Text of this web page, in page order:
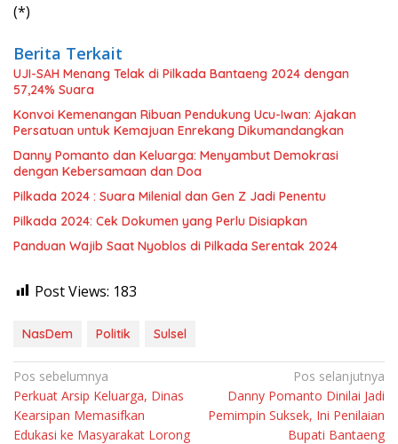
(*)
Berita Terkait
UJI-SAH Menang Telak di Pilkada Bantaeng 2024 dengan
57,24% Suara
Konvoi Kemenangan Ribuan Pendukung Ucu-Iwan: Ajakan
Persatuan untuk Kemajuan Enrekang Dikumandangkan
Danny Pomanto dan Keluarga: Menyambut Demokrasi
dengan Kebersamaan dan Doa
Pilkada 2024 : Suara Milenial dan Gen Z Jadi Penentu
Pilkada 2024: Cek Dokumen yang Perlu Disiapkan
Panduan Wajib Saat Nyoblos di Pilkada Serentak 2024
Post Views: 183
NasDem Politik Sulsel
Navigasi
pos
Pos sebelumnya
Perkuat Arsip Keluarga, Dinas
Kearsipan Memasifkan
Edukasi ke Masyarakat Lorong
Pos selanjutnya
Danny Pomanto Dinilai Jadi
Pemimpin Suksek, Ini Penilaian
Bupati Bantaeng